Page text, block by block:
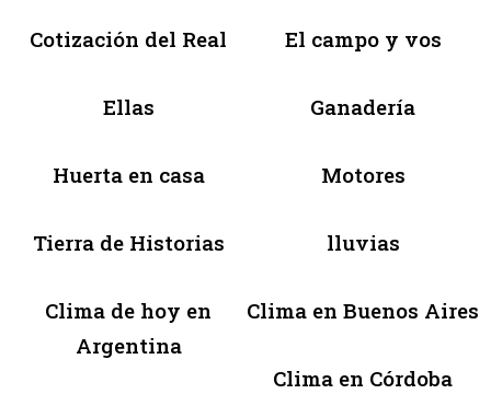
Cotización del Real El campo y vos
Ellas Ganadería
Huerta en casa Motores
Tierra de Historias lluvias
Clima de hoy en
Argentina
Clima en Buenos Aires
Clima en Córdoba